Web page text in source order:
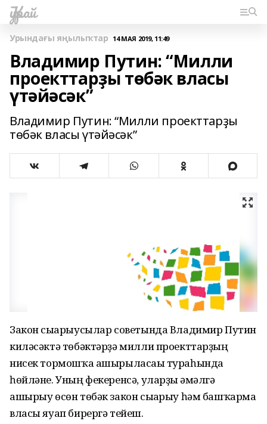
Ҡурай
Урындағы яңылыҡтар 14 МАЯ 2019, 11:49
Владимир Путин: “Милли
проекттарҙы төбәк власы
үтәйәсәк”
Владимир Путин: “Милли проекттарҙы
төбәк власы үтәйәсәк”
Закон сығарыусылар советында Владимир Путин
киләсәктә төбәктәрҙә милли проекттарҙың
нисек тормошҡа ашырыласағы тураһында
һөйләне. Уның фекеренсә, уларҙы ғәмәлгә
ашырыу өсөн төбәк закон сығарыу һәм башҡарма
власы яуап бирергә тейеш.